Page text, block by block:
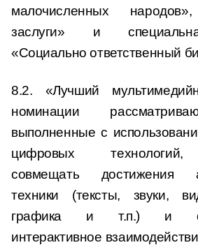
малочисленных
заслуги» и
«Социально ответственный
8.2. «Лучший
номинации
выполненные с
цифровых технологий,
совмещать достижения
техники (тексты, звуки,
графика и т.п.) и
интерактивное